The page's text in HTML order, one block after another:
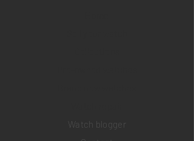
Watch blogger